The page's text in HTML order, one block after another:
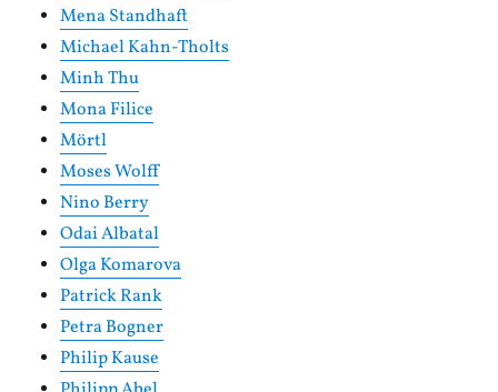
Mena Standhaft
Michael Kahn-Tholts
Minh Thu
Mona Filice
Mörtl
Moses Wolff
Nino Berry
Odai Albatal
Olga Komarova
Patrick Rank
Petra Bogner
Philip Kause